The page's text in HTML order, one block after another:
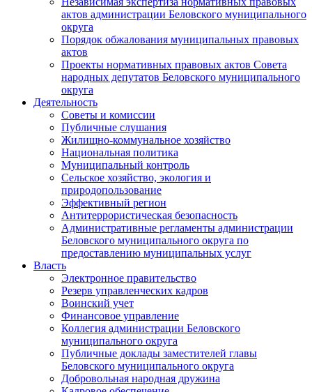
актов администрации Беловского муниципального
округа
Порядок обжалования муниципальных правовых
актов
Проекты нормативных правовых актов Совета
народных депутатов Беловского муниципального
округа
Деятельность
Советы и комиссии
Публичные слушания
Жилищно-коммунальное хозяйство
Национальная политика
Муниципальный контроль
Сельское хозяйство, экология и
природопользование
Эффективный регион
Антитеррористическая безопасность
Административные регламенты администрации
Беловского муниципального округа по
предоставлению муниципальных услуг
Власть
Электронное правительство
Резерв управленческих кадров
Воинский учет
Финансовое управление
Коллегия администрации Беловского
муниципального округа
Публичные доклады заместителей главы
Беловского муниципального округа
Добровольная народная дружина